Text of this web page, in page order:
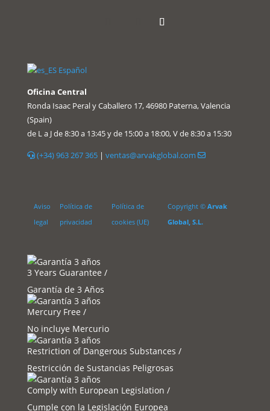
Español
Oficina Central
Ronda Isaac Peral y Caballero 17, 46980 Paterna, Valencia
(Spain)
de L a J de 8:30 a 13:45 y de 15:00 a 18:00, V de 8:30 a 15:30
(+34) 963 267 365| ventas@arvakglobal.com
Aviso
legal
Política de
privacidad
Política de
cookies (UE)
Copyright © Arvak
Global, S.L.
3 Years Guarantee /
Garantía de 3 Años
Mercury Free /
No incluye Mercurio
Restriction of Dangerous Substances /
Restricción de Sustancias Peligrosas
Comply with European Legislation /
Cumple con la Legislación Europea